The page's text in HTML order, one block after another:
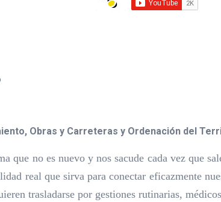
Obras y Carreteras y Ordenación del
que no es nuevo y nos sacude cada vez que
real que sirva para conectar eficazmente
trasladarse por gestiones rutinarias,